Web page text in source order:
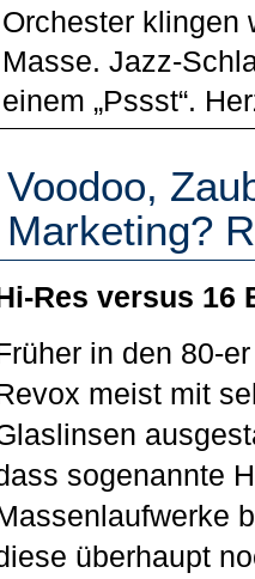
Orchester klingen
Masse. Jazz-
einem „Pssst“.
Voodoo,
Marketing?
Res versus 16
in den 80-
meist mit
sogenannte
überhaupt